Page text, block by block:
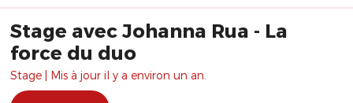
Stage avec Johanna Rua - La
force du duo
Stage | Mis à jour il y a environ un an.